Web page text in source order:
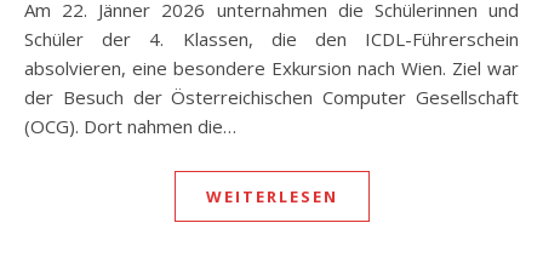
Am 22. Jänner 2026 unternahmen die Schülerinnen und
Schüler der 4. Klassen, die den ICDL-Führerschein
absolvieren, eine besondere Exkursion nach Wien. Ziel war
der Besuch der Österreichischen Computer Gesellschaft
(OCG). Dort nahmen die…
WEITERLESEN